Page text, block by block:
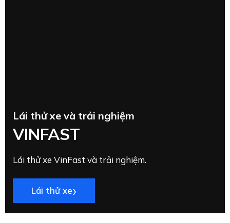
Lái thử xe và trải nghiệm
VINFAST
Lái thử xe VinFast và trải nghiệm.
Lái thử xe›